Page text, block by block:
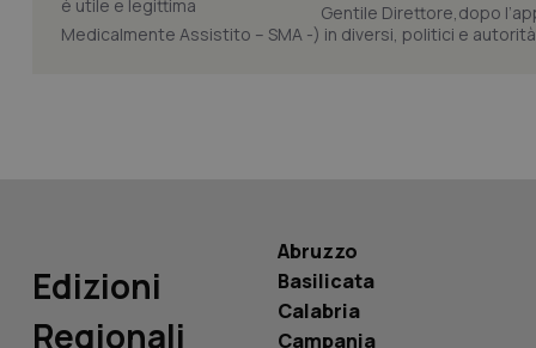
Gentile Direttore,dopo
Medicalmente Assistito – SMA -) in diversi, politici e
Edizioni
Regionali
Abruzzo
Basilicata
Calabria
Campania
_ga_0VMQEQKQ1N